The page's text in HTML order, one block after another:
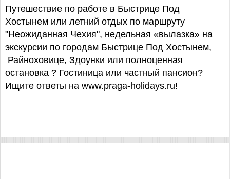
Путешествие по работе в Быстрице Под
Хостынем или летний отдых по маршруту
"Неожиданная Чехия", недельная «вылазка» на
экскурсии по городам Быстрице Под Хостынем,
Райноховице, Здоунки или полноценная
остановка ? Гостиница или частный пансион?
Ищите ответы на www.praga-holidays.ru!